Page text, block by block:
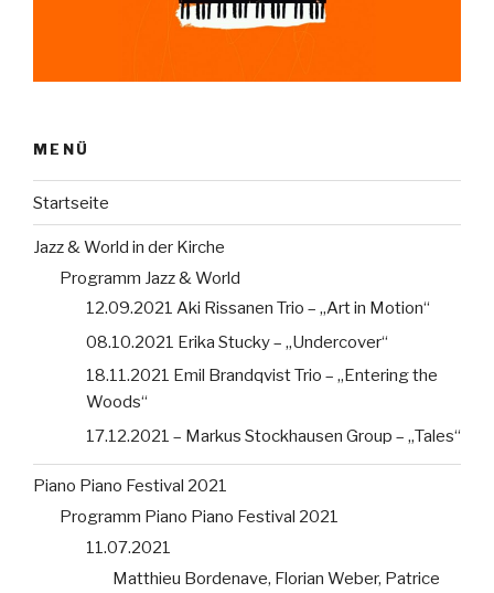
MENÜ
Startseite
Jazz & World in der Kirche
Programm Jazz & World
12.09.2021 Aki Rissanen Trio – „Art in Motion“
08.10.2021 Erika Stucky – „Undercover“
18.11.2021 Emil Brandqvist Trio – „Entering the
Woods“
17.12.2021 – Markus Stockhausen Group – „Tales“
Piano Piano Festival 2021
Programm Piano Piano Festival 2021
11.07.2021
Matthieu Bordenave, Florian Weber, Patrice